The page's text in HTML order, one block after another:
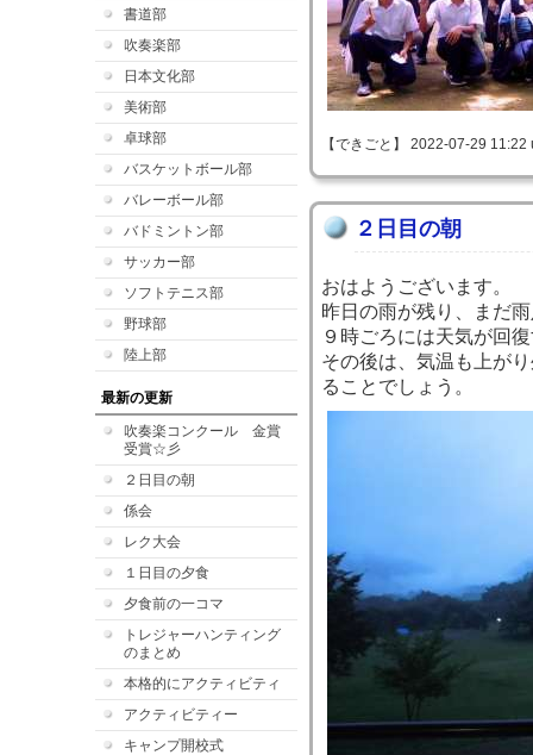
書道部
吹奏楽部
日本文化部
美術部
卓球部
バスケットボール部
バレーボール部
バドミントン部
サッカー部
ソフトテニス部
野球部
陸上部
最新の更新
吹奏楽コンクール 金賞
受賞☆彡
２日目の朝
係会
レク大会
１日目の夕食
夕食前の一コマ
トレジャーハンティング
のまとめ
本格的にアクティビティ
アクティビティー
キャンプ開校式
【できごと】 2022-07-29
２日目の朝
おはようございます。
昨日の雨が残り、まだ
９時ごろには天気が回
その後は、気温も上が
ることでしょう。